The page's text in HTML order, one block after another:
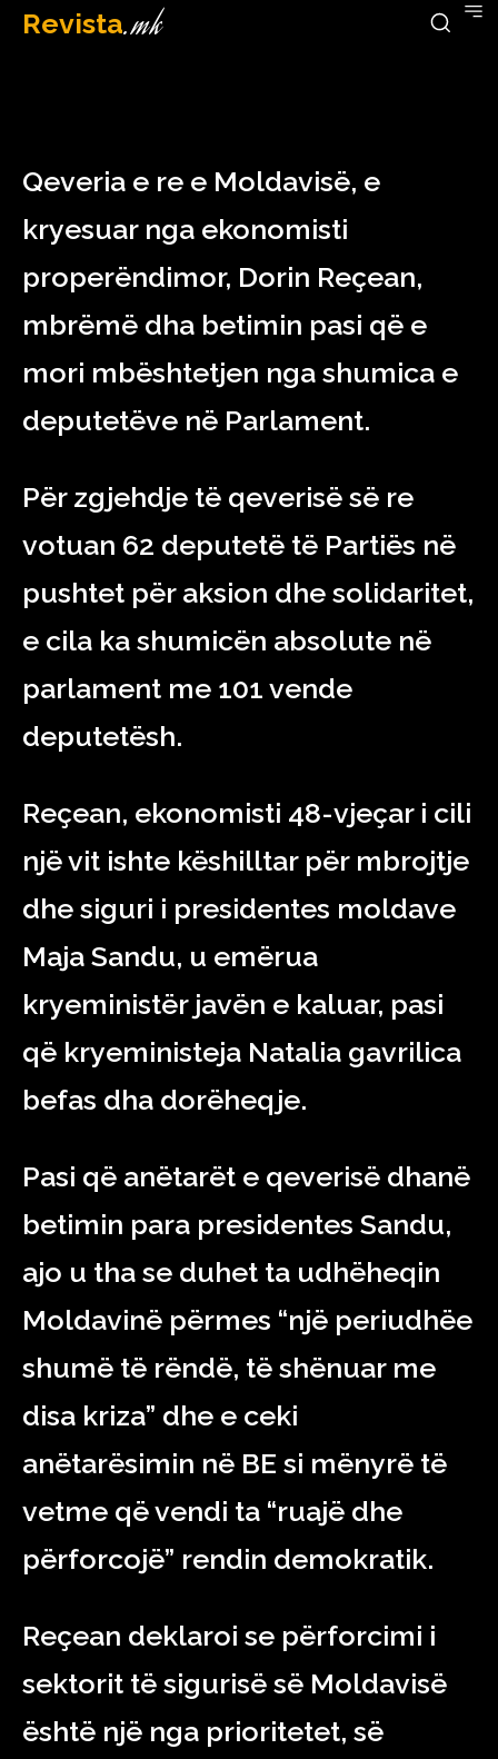
Revista.mk
February 17, 2023
Qeveria e re e Moldavisë, e
kryesuar nga ekonomisti
properëndimor, Dorin Reçean,
mbrëmë dha betimin pasi që e
mori mbështetjen nga shumica e
deputetëve në Parlament.
Për zgjehdje të qeverisë së re
votuan 62 deputetë të Partiës në
pushtet për aksion dhe solidaritet,
e cila ka shumicën absolute në
parlament me 101 vende
deputetësh.
Reçean, ekonomisti 48-vjeçar i cili
një vit ishte këshilltar për mbrojtje
dhe siguri i presidentes moldave
Maja Sandu, u emërua
kryeministër javën e kaluar, pasi
që kryeministeja Natalia gavrilica
befas dha dorëheqje.
Pasi që anëtarët e qeverisë dhanë
betimin para presidentes Sandu,
ajo u tha se duhet ta udhëheqin
Moldavinë përmes “një periudhëe
shumë të rëndë, të shënuar me
disa kriza” dhe e ceki
anëtarësimin në BE si mënyrë të
vetme që vendi ta “ruajë dhe
përforcojë” rendin demokratik.
Reçean deklaroi se përforcimi i
sektorit të sigurisë së Moldavisë
është një nga prioritetet, së